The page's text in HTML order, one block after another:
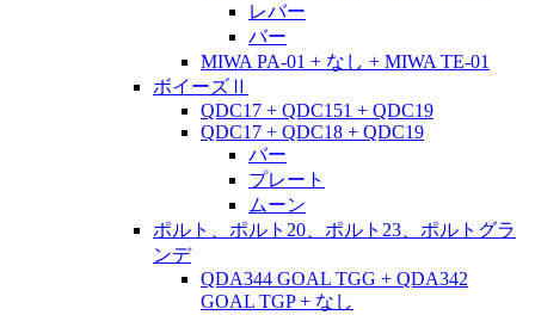
レバー
バー
MIWA PA-01 + なし + MIWA TE-01
ボイーズⅡ
QDC17 + QDC151 + QDC19
QDC17 + QDC18 + QDC19
バー
プレート
ムーン
ポルト、ポルト20、ポルト23、ポルトグラ
ンデ
QDA344 GOAL TGG + QDA342
GOAL TGP + なし